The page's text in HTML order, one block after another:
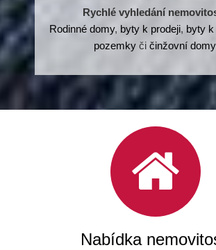
Rychlé vyhledání
Rodinné domy, byty k prodeji, byty k
pozemkyči činžovní domy
Nabídka